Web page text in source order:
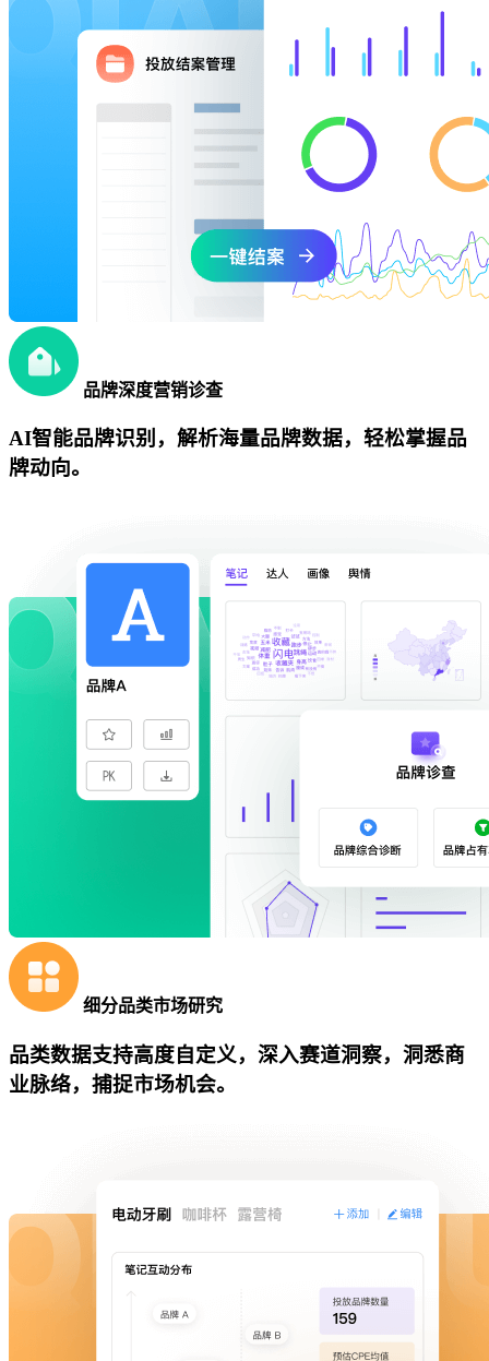
品牌深度营销诊查
AI智能品牌识别，解析海量品牌数据，轻松掌握品
牌动向。
细分品类市场研究
品类数据支持高度自定义，深入赛道洞察，洞悉商
业脉络，捕捉市场机会。